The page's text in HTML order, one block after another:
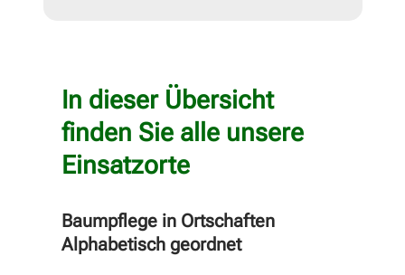
In dieser Übersicht
finden Sie alle unsere
Einsatzorte
Baumpflege in Ortschaften
Alphabetisch geordnet